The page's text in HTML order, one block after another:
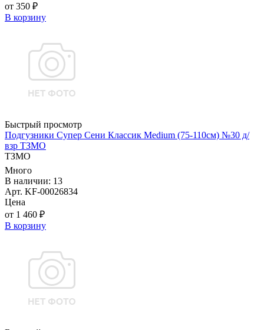
от 350 ₽
В корзину
Быстрый просмотр
Подгузники Супер Сени Классик Medium (75-110см) №30 д/
взр ТЗМО
ТЗМО
Много
В наличии: 13
Арт. KF-00026834
Цена
от 1 460 ₽
В корзину